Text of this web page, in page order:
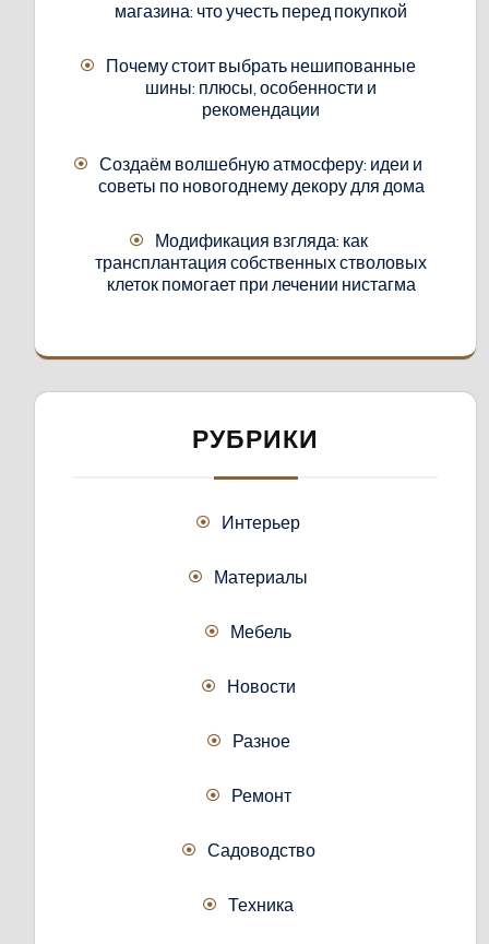
магазина: что учесть перед покупкой
Почему стоит выбрать нешипованные
шины: плюсы, особенности и
рекомендации
Создаём волшебную атмосферу: идеи и
советы по новогоднему декору для дома
Модификация взгляда: как
трансплантация собственных стволовых
клеток помогает при лечении нистагма
РУБРИКИ
Интерьер
Материалы
Мебель
Новости
Разное
Ремонт
Садоводство
Техника